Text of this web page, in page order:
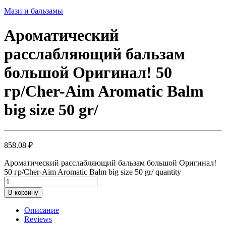
Мази и бальзамы
Ароматический
расслабляющий бальзам
большой Оригинал! 50
гр/Cher-Aim Aromatic Balm
big size 50 gr/
858.08 ₽
Ароматический расслабляющий бальзам большой Оригинал!
50 гр/Cher-Aim Aromatic Balm big size 50 gr/ quantity
В корзину
Описание
Reviews